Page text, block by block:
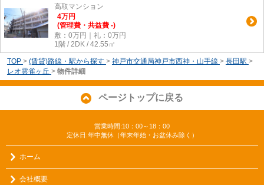
高取マンション
4万円
(管理費・共益費 -)
敷：0万円｜礼：0万円
1階 / 2DK / 42.55㎡
TOP > (賃貸)路線・駅から探す > 神戸市交通局神戸市西神・山手線 > 長田駅 >
レオ雲雀ヶ丘 > 物件詳細
ページトップに戻る
営業時間:10：00～18：00
定休日:年中無休（年末年始・お盆休み除く）
ホーム
会社概要